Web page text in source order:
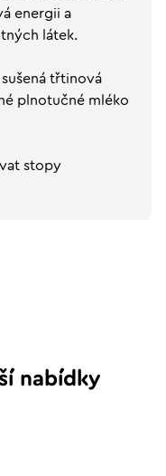
energii a
látek.
třtinová
plnotučné mléko
stopy
nabídky